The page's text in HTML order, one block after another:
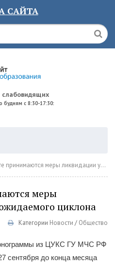
САЙТА
слабовидящих
будням с 8:30-17:30:
меры ликвидации угрозы ожидаемого циклона
меры
циклона
Категории Новости / Общество
из ЦУКС ГУ МЧС РФ
сентября до конца месяца